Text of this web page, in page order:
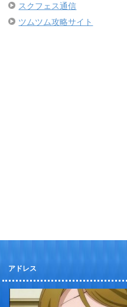
スクフェス通信
ツムツム攻略サイト
アドレス